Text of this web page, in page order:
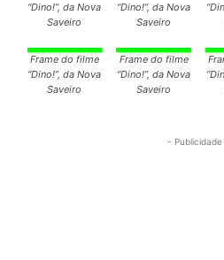
“Dino!”, da Nova
Saveiro
“Dino!”, da Nova
Saveiro
Frame do filme
“Dino!”, da Nova
Saveiro
Frame do filme
“Dino!”, da Nova
Saveiro
- Publicidade